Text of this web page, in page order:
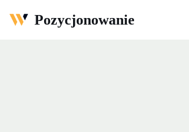
Pozycjonowanie